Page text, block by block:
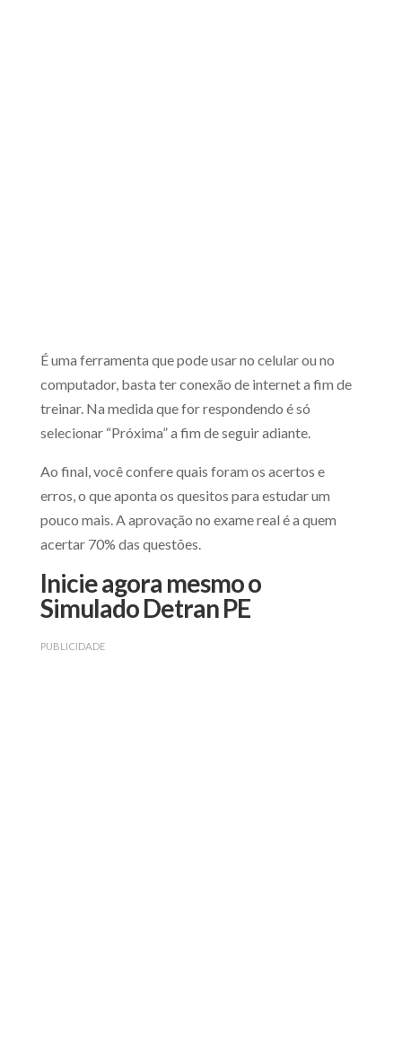
É uma ferramenta que pode usar no celular ou no
computador, basta ter conexão de internet a fim de
treinar. Na medida que for respondendo é só
selecionar “Próxima” a fim de seguir adiante.
Ao final, você confere quais foram os acertos e
erros, o que aponta os quesitos para estudar um
pouco mais. A aprovação no exame real é a quem
acertar 70% das questões.
Inicie agora mesmo o
Simulado Detran PE
PUBLICIDADE